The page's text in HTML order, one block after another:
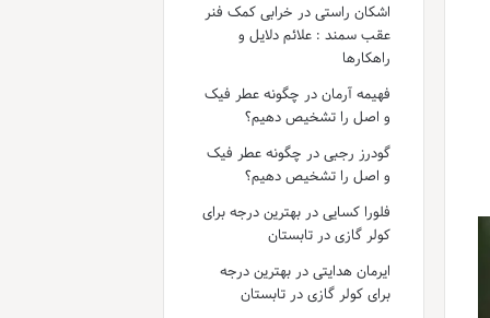
اشکان راستیدر خرابی کمک فنر
عقب سمند : علائم دلایل و
راهکارها
فهیمه آرماندر چگونه عطر فیک
و اصل را تشخیص دهیم؟
گودرز رجبیدر چگونه عطر فیک
و اصل را تشخیص دهیم؟
فلورا کساییدر بهترین درجه برای
کولر گازی در تابستان
ایرمان هدایتیدر بهترین درجه
برای کولر گازی در تابستان